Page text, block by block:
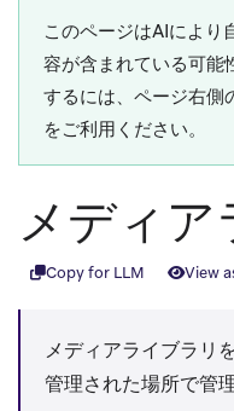
このページはAIにより
容が含まれている可能
するには、ページ右側
をご利用ください。
メディア
Copy for LLM View
メディアライブラリ
管理された場所で管